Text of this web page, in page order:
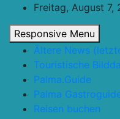
content
Freitag, August 7,
Responsive Menu
Ältere News
Touristische
Palma.Guide
Palma
Reisen buchen